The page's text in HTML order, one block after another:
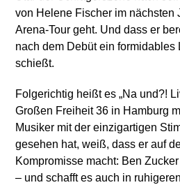
von Helene Fischer im nächsten
Arena-Tour geht. Und dass er
nach dem Debüt ein formidables
schießt.
Folgerichtig heißt es „Na und?!
Großen Freiheit 36 in Hamburg
Musiker mit der einzigartigen
gesehen hat, weiß, dass er auf
Kompromisse macht: Ben
– und schafft es auch in